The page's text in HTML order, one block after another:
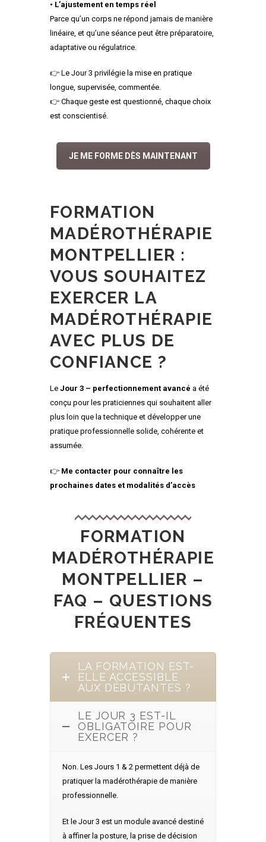
• L’ajustement en temps réel
Parce qu’un corps ne répond jamais de manière
linéaire, et qu’une séance peut être préparatoire,
adaptative ou régulatrice.
👉 Le Jour 3 privilégie la mise en pratique
longue, supervisée, commentée.
👉 Chaque geste est questionné, chaque choix
est conscientisé.
JE ME FORME DÈS MAINTENANT
FORMATION
MADÉROTHÉRAPIE
MONTPELLIER :
VOUS SOUHAITEZ
EXERCER LA
MADÉROTHÉRAPIE
AVEC PLUS DE
CONFIANCE ?
Le Jour 3 – perfectionnement avancé a été
conçu pour les praticiennes qui souhaitent aller
plus loin que la technique et développer une
pratique professionnelle solide, cohérente et
assumée.
👉 Me contacter pour connaître les
prochaines dates et modalités d’accès
FORMATION
MADÉROTHÉRAPIE
MONTPELLIER –
FAQ – QUESTIONS
FRÉQUENTES
LA FORMATION EST-
ELLE ACCESSIBLE
AUX DÉBUTANTES ?
LE JOUR 3 EST-IL
OBLIGATOIRE POUR
EXERCER ?
Non. Les Jours 1 & 2 permettent déjà de
pratiquer la madérothérapie de manière
professionnelle.
Et le Jour 3 est un module avancé destiné
à affiner la posture, la prise de décision